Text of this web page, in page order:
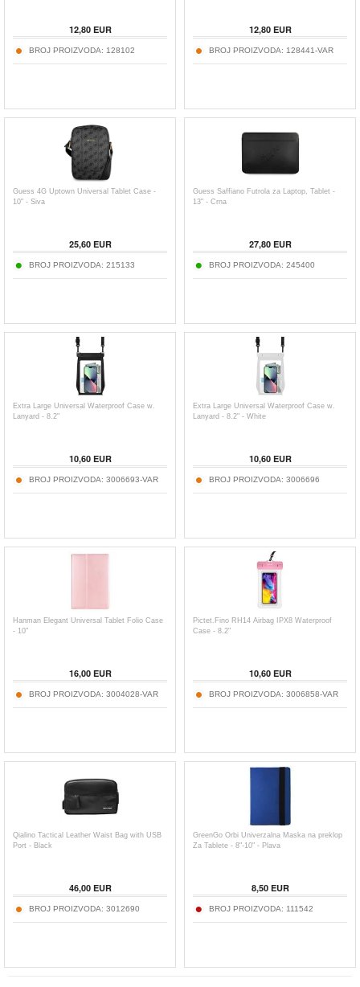
12,80EUR
BROJ PROIZVODA: 128102
12,80EUR
BROJ PROIZVODA: 128441-VAR
Guess 4G Uptown Universal Tablet Case -
10" - Siva
25,60EUR
BROJ PROIZVODA: 215133
Guess Saffiano Futrola za Laptop, Tablet -
13" - Crna
27,80EUR
BROJ PROIZVODA: 245400
Extra Large Universal Waterproof Case w.
Lanyard - 8.2"
10,60EUR
BROJ PROIZVODA: 3006693-VAR
Extra Large Universal Waterproof Case w.
Lanyard - 8.2" - White
10,60EUR
BROJ PROIZVODA: 3006696
Hanman Elegant Universal Tablet Folio Case
- 10"
16,00EUR
BROJ PROIZVODA: 3004028-VAR
Pictet.Fino RH14 Airbag IPX8 Waterproof
Case - 8.2"
10,60EUR
BROJ PROIZVODA: 3006858-VAR
Qialino Tactical Leather Waist Bag with USB
Port - Black
46,00EUR
BROJ PROIZVODA: 3012690
GreenGo Orbi Univerzalna Maska na preklop
Za Tablete - 8"-10" - Plava
8,50EUR
BROJ PROIZVODA: 111542